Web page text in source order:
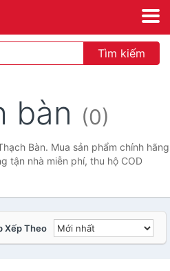
Tìm kiếm
bàn (0)
Bàn. Mua sản phẩm chính hãng
tận nhà miễn phí, thu hộ COD
Xếp Theo